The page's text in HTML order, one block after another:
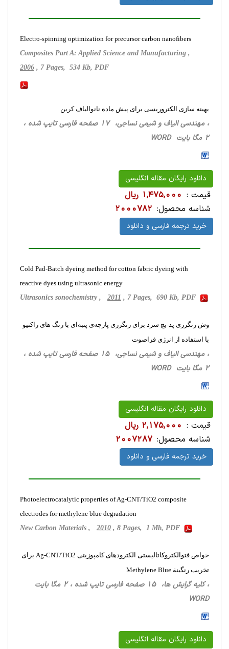
Electro-spinning optimization for precursor carbon nanofibers
Composites Part A: Applied Science and Manufacturing ,
2006 , 7 Pages, 534 Kb, PDF
بهینه سازی الکتروریسی برای پیش ماده نانوالیاف کربن
، مهندسی الیاف و شیمی نساجی، 17 صفحه فارسی تایپ شده ،
2 مگا بایت WORD
دانلود رایگان مقاله انگلیسی
قیمت : 1,475,000 ریال
شناسه محصول: 2000782
خرید ترجمه فارسی و دانلود
Cold Pad-Batch dyeing method for cotton fabric dyeing with
reactive dyes using ultrasonic energy
Ultrasonics sonochemistry , 2011 , 7 Pages, 690 Kb, PDF
وش رنگرزی پد-بچ سرد برای رنگرزی پارچه‌ی پنبه‌ای با رنگ های راکتیو
با استفاده از انرژی فراصوت
، مهندسی الیاف و شیمی نساجی، 15 صفحه فارسی تایپ شده ،
2 مگا بایت WORD
دانلود رایگان مقاله انگلیسی
قیمت : 2,175,000 ریال
شناسه محصول: 2007287
خرید ترجمه فارسی و دانلود
Photoelectrocatalytic properties of Ag-CNT/TiO2 composite
electrodes for methylene blue degradation
New Carbon Materials , 2010 , 8 Pages, 1 Mb, PDF
خواص فتوالکتروکاتالیستی الکترودهای کامپوزیتی Ag-CNT/TiO2 برای
تخریب رنگینة Methylene Blue
، کلیه گرایش ها، 15 صفحه فارسی تایپ شده ، 2 مگا بایت
WORD
دانلود رایگان مقاله انگلیسی